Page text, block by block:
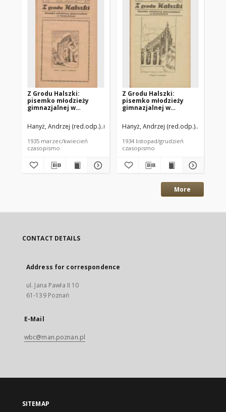
Z Grodu Halszki:
pisemko młodzieży
gimnazjalnej w
marzrzec/kwiecień R.6
Nr11
Hanyż, Andrzej (red.odp.) Orlik, Michał (red.)
1935 marzec/kwiecień
czasopismo
Z Grodu Halszki:
pisemko młodzieży
gimnazjalnej w
listopad/grudzień R.6
Nr9
Hanyż, Andrzej (red.odp.)
1934 listopad/grudzień
czasopismo
More
CONTACT DETAILS
Address for correspondence
ul. Jana Pawła II 10
61-139 Poznań
E-Mail
wbc@man.poznan.pl
SITEMAP